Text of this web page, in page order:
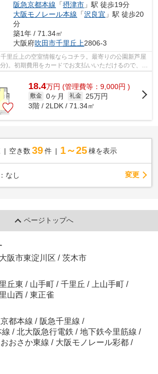
阪急京都本線 「摂津市 」駅 徒歩19分
大阪モノレール本線 「沢良宜 」駅 徒歩20
分
築1年 / 71.34㎡
大阪府吹田市千里丘上2806-3
里丘上の空室情報ならコチラ。最寄りの公園新芦屋
)。初期費用をカードでお支払いいただけるので、カ
おすすめです...
18.4万円 (管理費等：9,000円 )
敷金 0ヶ月 礼金
25万円
3階 / 2LDK / 71.34㎡
空き数 39 件 1～25 棟を表示
なし 変更
ページトップへ
大阪市東淀川区 / 茨木市
丘東 / 山手町 / 千里丘 / 上山手町 /
山西 / 東正雀
都本線 / 阪急千里線 /
線 / 北大阪急行電鉄 / 地下鉄今里筋線 /
おおさか東線 / 大阪モノレール彩都 /